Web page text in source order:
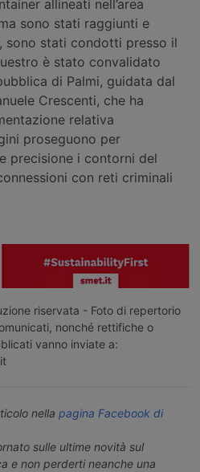
allineati nell’area
sono stati raggiunti e
sono stati condotti presso il
è stato convalidato
di Palmi, guidata dal
Crescenti, che ha
relativa
proseguono per
precisione i contorni del
con reti criminali
riservata - Foto di repertorio
nonché rettifiche o
vanno inviate a:
nella pagina Facebook di
sulle ultime novità sul
e non perderti neanche una